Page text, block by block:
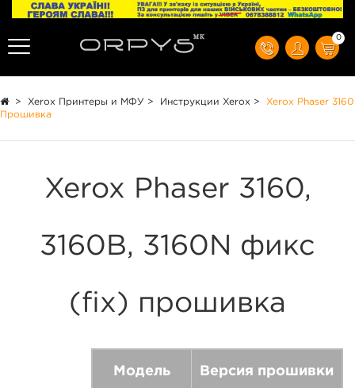
0
> Xerox Принтеры и МФУ > Инструкции Xerox >
Xerox Phaser 3160
Прошивка
Xerox Phaser 3160,
3160B, 3160N фикс
(fix) прошивка
Модель Версия прошивки